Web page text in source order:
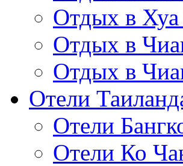
Отдых в
Отдых в
Отдых в
Отели
Отели
Отели Ко